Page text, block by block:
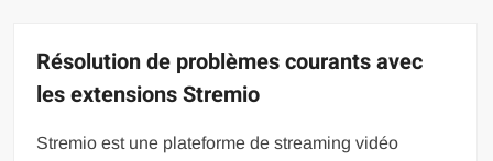
Résolution de problèmes courants avec
les extensions Stremio
Stremio est une plateforme de streaming vidéo